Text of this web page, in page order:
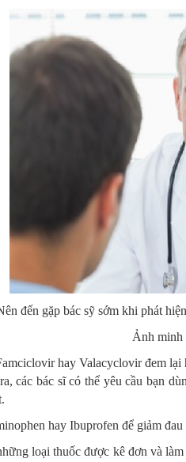
đến gặp bác sỹ sớm khi phát
Ảnh minh
hay Valacyclovir đem lại
các bác sĩ có thể yêu cầu bạn
hay Ibuprofen để giảm
loại thuốc được kê đơn và